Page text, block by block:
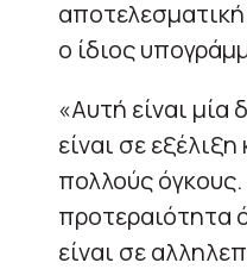
αποτελεσματική
ο ίδιος
«Αυτή είναι μία
είναι σε
πολλούς
προτεραιότητα
είναι σε